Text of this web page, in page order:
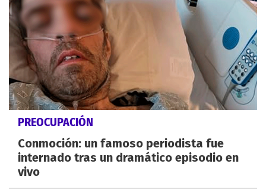
PREOCUPACIÓN
Conmoción: un famoso periodista fue
internado tras un dramático episodio en
vivo